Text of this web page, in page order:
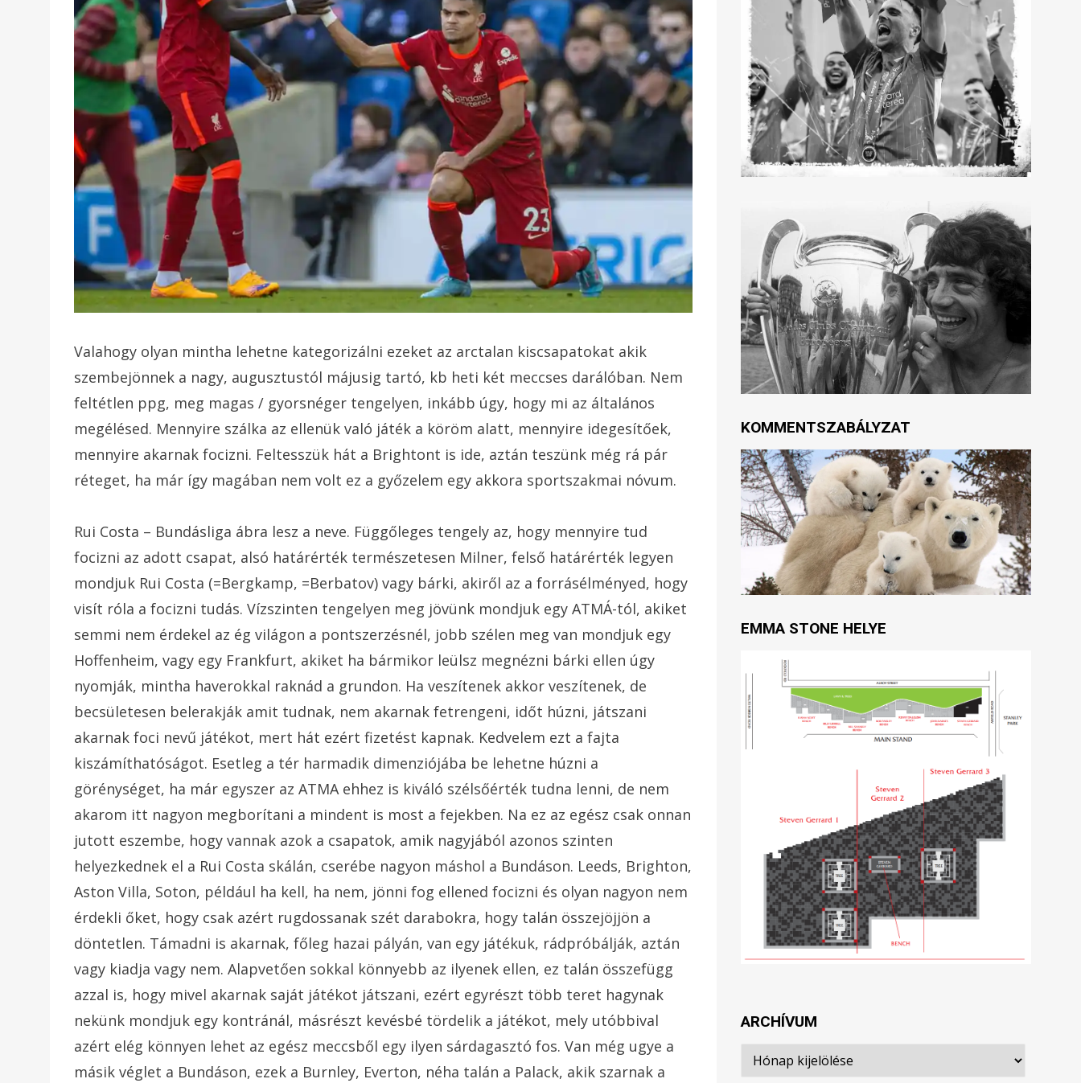
Valahogy olyan mintha lehetne kategorizálni ezeket az arctalan kiscsapatokat akik
szembejönnek a nagy, augusztustól májusig tartó, kb heti két meccses darálóban. Nem
feltétlen ppg, meg magas / gyorsnéger tengelyen, inkább úgy, hogy mi az általános
megélésed. Mennyire szálka az ellenük való játék a köröm alatt, mennyire idegesítőek,
mennyire akarnak focizni. Feltesszük hát a Brightont is ide, aztán teszünk még rá pár
réteget, ha már így magában nem volt ez a győzelem egy akkora sportszakmai nóvum.
Rui Costa – Bundásliga ábra lesz a neve. Függőleges tengely az, hogy mennyire tud
focizni az adott csapat, alsó határérték természetesen Milner, felső határérték legyen
mondjuk Rui Costa (=Bergkamp, =Berbatov) vagy bárki, akiről az a forrásélményed, hogy
visít róla a focizni tudás. Vízszinten tengelyen meg jövünk mondjuk egy ATMÁ-tól, akiket
semmi nem érdekel az ég világon a pontszerzésnél, jobb szélen meg van mondjuk egy
Hoffenheim, vagy egy Frankfurt, akiket ha bármikor leülsz megnézni bárki ellen úgy
nyomják, mintha haverokkal raknád a grundon. Ha veszítenek akkor veszítenek, de
becsületesen belerakják amit tudnak, nem akarnak fetrengeni, időt húzni, játszani
akarnak foci nevű játékot, mert hát ezért fizetést kapnak. Kedvelem ezt a fajta
kiszámíthatóságot. Esetleg a tér harmadik dimenziójába be lehetne húzni a
görénységet, ha már egyszer az ATMA ehhez is kiváló szélsőérték tudna lenni, de nem
akarom itt nagyon megborítani a mindent is most a fejekben. Na ez az egész csak onnan
jutott eszembe, hogy vannak azok a csapatok, amik nagyjából azonos szinten
helyezkednek el a Rui Costa skálán, cserébe nagyon máshol a Bundáson. Leeds, Brighton,
Aston Villa, Soton, például ha kell, ha nem, jönni fog ellened focizni és olyan nagyon nem
érdekli őket, hogy csak azért rugdossanak szét darabokra, hogy talán összejöjjön a
döntetlen. Támadni is akarnak, főleg hazai pályán, van egy játékuk, rádpróbálják, aztán
vagy kiadja vagy nem. Alapvetően sokkal könnyebb az ilyenek ellen, ez talán összefügg
azzal is, hogy mivel akarnak saját játékot játszani, ezért egyrészt több teret hagynak
nekünk mondjuk egy kontránál, másrészt kevésbé tördelik a játékot, mely utóbbival
azért elég könnyen lehet az egész meccsből egy ilyen sárdagasztó fos. Van még ugye a
másik véglet a Bundáson, ezek a Burnley, Everton, néha talán a Palack, akik szarnak a
KOMMENTSZABÁLYZAT
EMMA STONE HELYE
ARCHÍVUM
Archívum